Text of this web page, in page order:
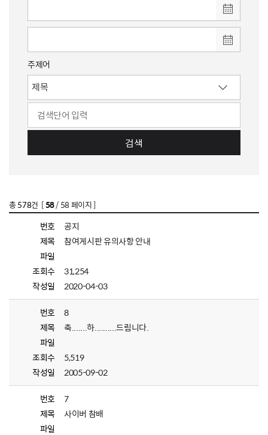
주제어
검색
총578건 [58/ 58 페이지 ]
번호
공지
제목
참여게시판 유의사항 안내
파일
조회수
31,254
작성일
2020-04-03
번호
8
제목
축.......하..........드림니다.
파일
조회수
5,519
작성일
2005-09-02
번호
7
제목
사이버 참배
파일